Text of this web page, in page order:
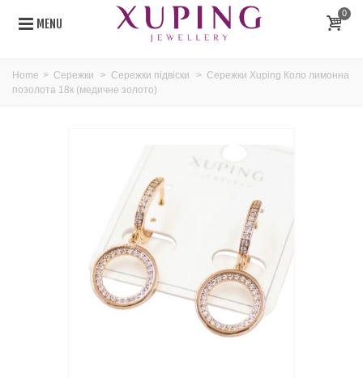
MENU
0
Home > Сережки > Сережки підвіски > Сережки Xuping Коло лимонна
позолота 18к (медичне золото)